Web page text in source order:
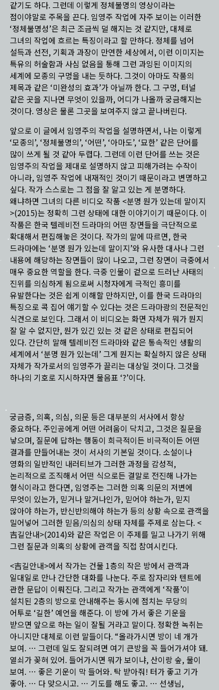
같기도 하다. 그런데 이렇게 정체불명의 영상이라는
점이야말로 주목을 끈다. 임영주 작업에 자주 보이는 이러한
‘정체불명성’은 최근 조금씩 덜 해지는 것 같지만, 대체로
그녀의 작업에 흐르는 특징이라고 할 만하다. 정체를 넘어
설득과 선전, 기획과 과장이 만연한 세상에서, 이런 이미지는
특유의 허술함과 사심 없음을 통해 그런 과잉된 이미지의
세계에 모종의 구멍을 내는 듯하다. 그것이 아마도 작품의
제목과 같은 ‘미완성의 효과’가 아닐까 한다. 그 구멍, 터널
같은 곳을 지나면 무엇이 있을까, 어디가 나올까 궁금해지는
것이다. 영상은 물론 그곳을 보여주지 않고 끝나버린다.
앞으로 이 글에서 임영주의 작업을 설명하면서, 나는 이렇게
‘모종의’, ‘정체불명의’, ‘어떤’, ‘아마도’, ‘묘한’ 같은 단어를
많이 쓰게 될 것 같아 두렵다. 그런데 이런 단어를 쓰는 것은
임영주의 작업을 제대로 설명하지 않고 피해가려는 수작이
아니라, 임영주 작업에 내재적인 것이기 때문이라고 변명하고
싶다. 작가 스스로는 그 점을 잘 알고 있는 게 분명하다.
왜냐하면 그녀의 다른 비디오 작품 <분명 뭔가 있는데 말이지
>(2015)는 정확히 그런 상태에 대한 이야기이기 때문이다. 이
작품은 한국 텔레비전 드라마의 어떤 장면들을 극단적으로
확대해서 편집해놓은 것이다. 작가의 말에 따르면, 한국
드라마에는 ‘분명 뭔가 있는데 말이지’와 유사한 대사나 그런
내용에 해당하는 장면들이 많이 나오고, 그런 장면이 극중에서
매우 중요한 역할을 한다. 극중 인물이 겉으로 드러난 사태의
진위를 의심하게 됨으로써 시청자에게 극적인 흥미를
유발한다는 것은 쉽게 이해할 만하지만, 이를 한국 드라마의
특징으로 콕 집어 얘기할 수 있다는 것은 드라마광의 전문적인
식견으로 보인다. 그래서 이 비디오는 화면 자체가 뭐가 뭔지
잘 알 수 없지만, 뭔가 있긴 있는 것 같은 상태로 편집되어
있다. 간단히 말해 텔레비전 드라마와 같은 통속적인 생활의
세계에서 ‘분명 뭔가 있는데’ 그게 뭔지는 확실하지 않은 상태
자체가 작가로서의 임영주가 끌리는 대상일 것이다. 그것을
하나의 기호로 지시하자면 물음표 ‘?’이다.
궁금증, 의혹, 의심, 의문 등은 대부분의 서사에서 항상
중요하다. 주인공에게 어떤 어려움이 닥치고, 그것은 질문을
낳으며, 질문에 답하는 행동이 희극적이든 비극적이든 어떤
결과를 만들어내는 것이 서사의 기본일 것이다. 소설이나
영화의 일반적인 내러티브가 그러한 과정을 감성적,
논리적으로 조직해서 어떤 식으로든 결말로 전진해 나가는
형식이라고 한다면, 임영주는 그러한 의혹 의문의 저변에
무엇이 있는가, 믿거나 말거나인가, 믿어야 하는가, 믿지
않아야 하는가, 반신반의해야 하는가 등의 상황 속으로 관객을
밀어넣어 그러한 믿음/의심의 상태 자체를 주제로 삼는다. <
吉길안내>(2014)와 같은 작업은 이 주제를 밀고 나가기 위해
그런 질문과 의혹의 상황에 관객을 직접 참여시킨다.
<吉길안내>에서 작가는 건물 1층의 작은 방에서 관객과
일대일로 만나 간단한 대화를 나눈다. 주로 잠자리와 텐트에
관한 문답이 이뤄진다. 그리고 작가는 관객에게 ‘작품’이
설치된 2층의 방으로 안내해주는 동시에 점치는 무당의
어투로 ‘길한’ 예언을 해준다. 이 방에 가서 좋은 기운을
받으면 앞으로 하는 일이 잘될 거라고 말이다. 정확한 녹취는
아니지만 대체로 이런 말들이다. “올라가시면 방이 네 개가
보여. … 그런데 일도 잘되려면 여기 큰방을 꼭 들어가셔야 돼.
열쇠가 꽂혀 있어. 들어가시면 뭐가 보이냐, 산이랑 숲, 물이
보여. … 좋은 기운이 막 들어와. 탁 받아줘! 터가 좋고 기가
좋아. … 다 맞으시고. … 기도를 해도 좋고. … 선생님,